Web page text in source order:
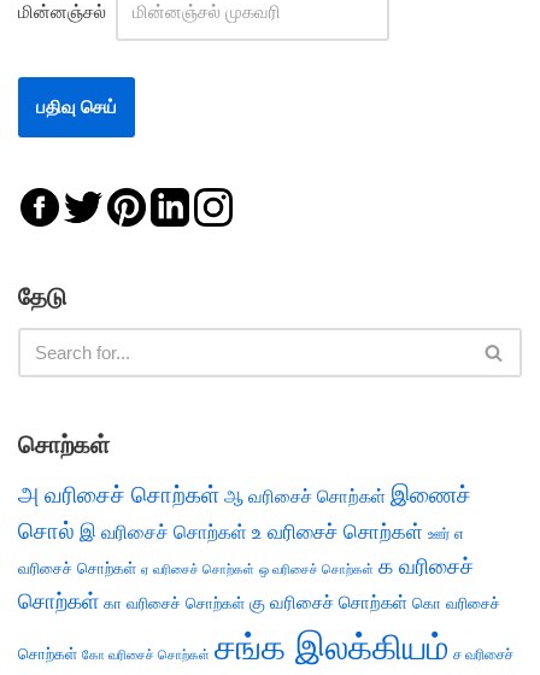
மின்னஞ்சல்
தேடு
சொற்கள்
அ வரிசைச் சொற்கள் ஆ வரிசைச் சொற்கள் இணைச்
சொல் இ வரிசைச் சொற்கள் உ வரிசைச் சொற்கள் ஊர் எ
வரிசைச் சொற்கள் ஏ வரிசைச் சொற்கள் ஒ வரிசைச் சொற்கள் க வரிசைச்
சொற்கள் கா வரிசைச் சொற்கள் கு வரிசைச் சொற்கள் கொ வரிசைச்
சொற்கள் கோ வரிசைச் சொற்கள் சங்க இலக்கியம் ச வரிசைச்